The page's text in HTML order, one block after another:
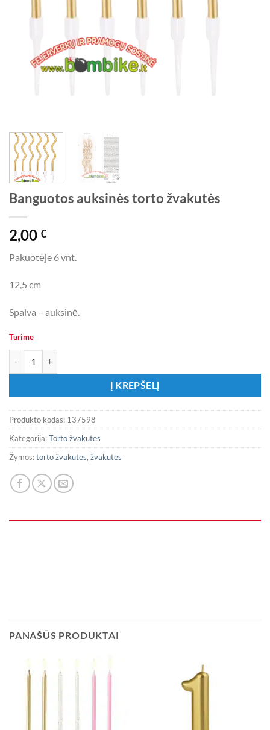
Banguotos auksinės torto žvakutės
2,00 €
Pakuotėje 6 vnt.
12,5 cm
Spalva – auksinė.
Turime
Į KREPŠELĮ
Produkto kodas: 137598
Kategorija:Torto žvakutės
Žymos:torto žvakutės, žvakutės
PANAŠŪS PRODUKTAI